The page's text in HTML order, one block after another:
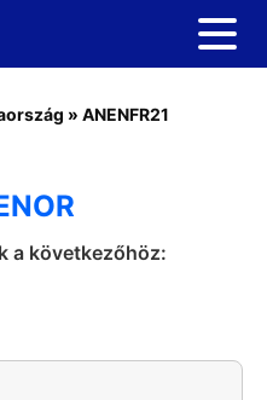
» ANENFR21
a következőhöz: